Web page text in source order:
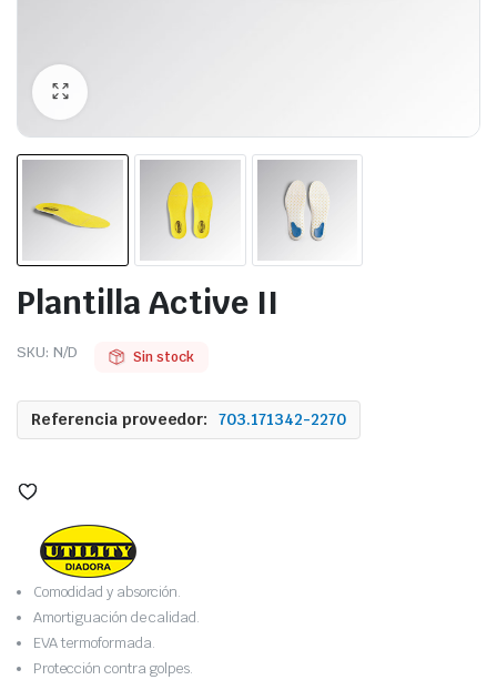
Plantilla Active II
SKU: N/D Sin stock
Referencia proveedor: 703.171342-2270
Comodidad y absorción.
Amortiguación de calidad.
EVA termoformada.
Protección contra golpes.